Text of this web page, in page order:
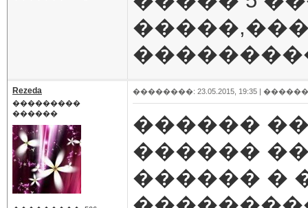
Rezeda
���������
������
��������: 23.05.2015, 19:35 |
������
������
������ �